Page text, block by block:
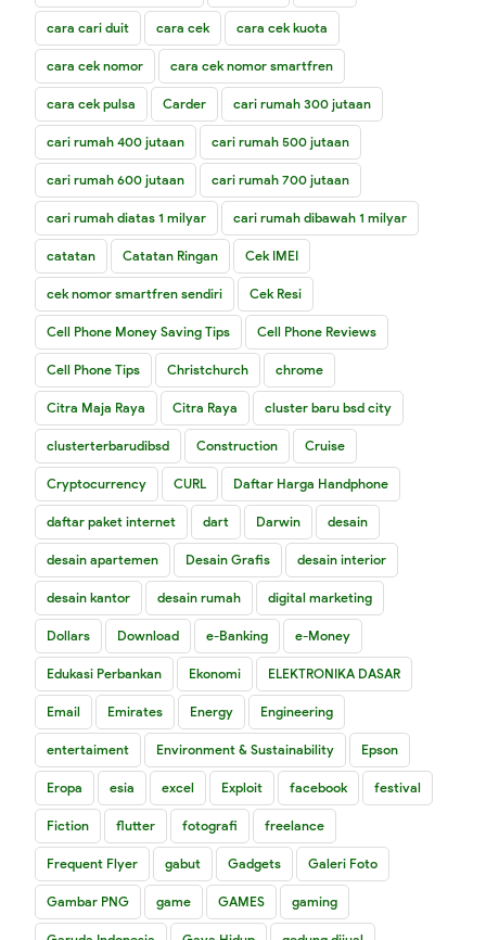
cara cari duit cara cek cara cek kuota
cara cek nomor cara cek nomor smartfren
cara cek pulsa Carder cari rumah 300 jutaan
cari rumah 400 jutaan cari rumah 500 jutaan
cari rumah 600 jutaan cari rumah 700 jutaan
cari rumah diatas 1 milyar cari rumah dibawah 1 milyar
catatan Catatan Ringan Cek IMEI
cek nomor smartfren sendiri Cek Resi
Cell Phone Money Saving Tips Cell Phone Reviews
Cell Phone Tips Christchurch chrome
Citra Maja Raya Citra Raya cluster baru bsd city
clusterterbarudibsd Construction Cruise
Cryptocurrency CURL Daftar Harga Handphone
daftar paket internet dart Darwin desain
desain apartemen Desain Grafis desain interior
desain kantor desain rumah digital marketing
Dollars Download e-Banking e-Money
Edukasi Perbankan Ekonomi ELEKTRONIKA DASAR
Email Emirates Energy Engineering
entertaiment Environment & Sustainability Epson
Eropa esia excel Exploit facebook festival
Fiction flutter fotografi freelance
Frequent Flyer gabut Gadgets Galeri Foto
Gambar PNG game GAMES gaming